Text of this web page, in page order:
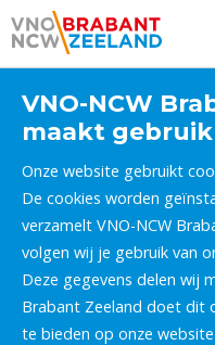
VNO-NCW
maakt
Onze website gebruikt
De cookies worden
verzamelt VNO-NCW
volgen wij je gebruik van
Deze gegevens delen wij
Brabant Zeeland doet dit
te bieden op onze